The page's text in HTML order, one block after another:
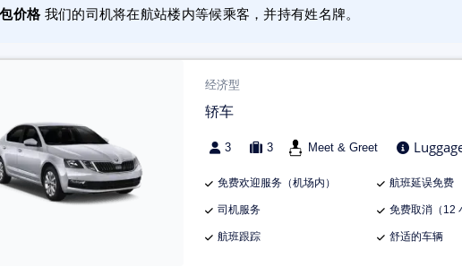
价格 我们的司机将在航站楼内等候乘客，并持有姓名牌。
经济型
轿车
3 3 Meet & Greet
免费欢迎服务（机场内） 航班延误免费
司机服务 免费取消（12
航班跟踪 舒适的车辆